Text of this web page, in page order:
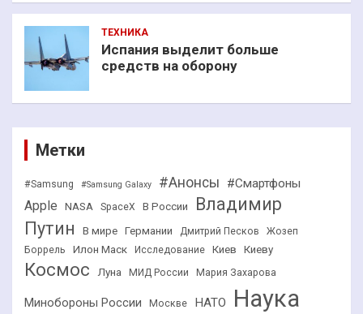
ТЕХНИКА
Испания выделит больше
средств на оборону
Метки
#Samsung #Samsung Galaxy #Анонсы #Смартфоны
Apple NASA SpaceX В России
Владимир
Путин
В мире Германии Дмитрий Песков
Жозеп
Боррель
Илон Маск Исследование Киев Киеву
Космос Луна МИД России Мария Захарова
Минобороны России Москве НАТО Наука